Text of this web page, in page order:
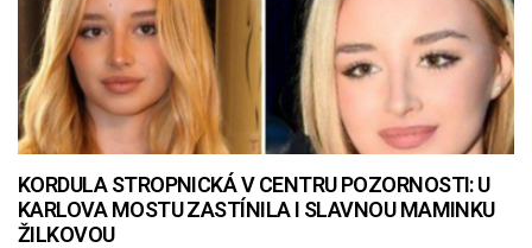
KORDULA STROPNICKÁ V CENTRU POZORNOSTI: U
KARLOVA MOSTU ZASTÍNILA I SLAVNOU MAMINKU
ŽILKOVOU